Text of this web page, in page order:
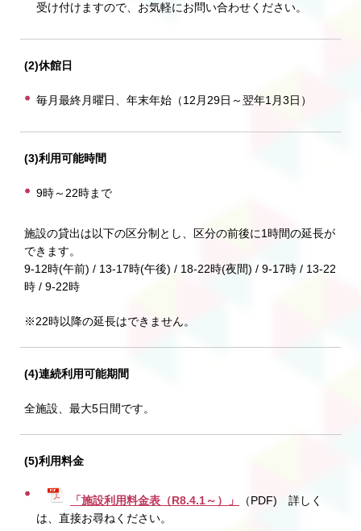
受け付けますので、お気軽にお問い合わせください。
(2)休館日
毎月最終月曜日、年末年始（12月29日～翌年1月3日）
(3)利用可能時間
9時～22時まで
施設の貸出は以下の区分制とし、区分の前後に1時間の延長が
できます。
9-12時(午前) / 13-17時(午後) / 18-22時(夜間) / 9-17時 / 13-22
時 / 9-22時
※22時以降の延長はできません。
(4)連続利用可能期間
全施設、最大5日間です。
(5)利用料金
「施設利用料金表（R8.4.1～）」
（PDF) 詳しく
は、直接お尋ねください。